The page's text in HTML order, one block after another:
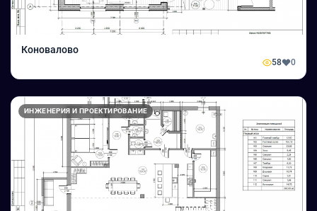
Коновалово
58 0
ИНЖЕНЕРИЯ И ПРОЕКТИРОВАНИЕ